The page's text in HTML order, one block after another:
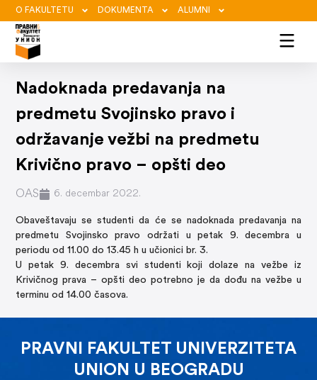
O FAKULTETU DOKUMENTA ALUMNI
Nadoknada predavanja na
predmetu Svojinsko pravo i
održavanje vežbi na predmetu
Krivično pravo – opšti deo
OAS 6. decembar 2022.
Obaveštavaju se studenti da će se nadoknada predavanja na
predmetu Svojinsko pravo održati u petak 9. decembra u
periodu od 11.00 do 13.45 h u učionici br. 3.
U petak 9. decembra svi studenti koji dolaze na vežbe iz
Krivičnog prava – opšti deo potrebno je da dođu na vežbe u
terminu od 14.00 časova.
PRAVNI FAKULTET UNIVERZITETA
UNION U BEOGRADU